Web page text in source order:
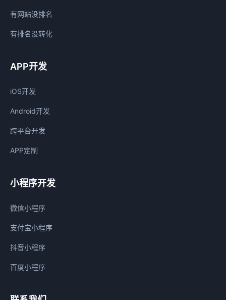
有网站没排名
有排名没转化
APP开发
iOS开发
Android开发
跨平台开发
APP定制
小程序开发
微信小程序
支付宝小程序
抖音小程序
百度小程序